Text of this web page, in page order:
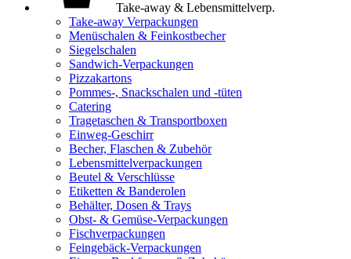
Take-away & Lebensmittelverp.
Take-away Verpackungen
Menüschalen & Feinkostbecher
Siegelschalen
Sandwich-Verpackungen
Pizzakartons
Pommes-, Snackschalen und -tüten
Catering
Tragetaschen & Transportboxen
Einweg-Geschirr
Becher, Flaschen & Zubehör
Lebensmittelverpackungen
Beutel & Verschlüsse
Etiketten & Banderolen
Behälter, Dosen & Trays
Obst- & Gemüse-Verpackungen
Fischverpackungen
Feingebäck-Verpackungen